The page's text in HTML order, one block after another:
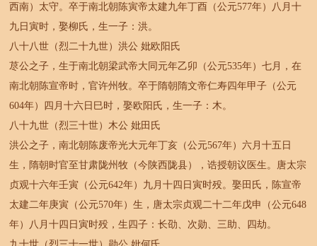
西南）太守。卒于南北朝陈寅帝太建九年丁酉（公元577年）八月十
九日寅时，娶柳氏，生一子：洪。
八十八世（烈二十九世）洪公 妣欧阳氏
荩公之子，生于南北朝梁武帝大同元年乙卯（公元535年）七月，在
南北朝陈宣帝时，官许州牧。卒于隋朝隋文帝仁寿四年甲子（公元
604年）四月十六日巳时，娶欧阳氏，生一子：木。
八十九世（烈三十世）木公 妣田氏
洪公之子，南北朝陈废帝光大元年丁亥（公元567年）六月十五日
生，隋朝时官至甘肃陇州牧（今陕西陇县），诰授朝议医生。唐太宗
贞观十六年壬寅（公元642年）九月十四日寅时殁。娶田氏，陈宣帝
太建二年庚寅（公元570年）生，唐太宗贞观二十二年戊申（公元648
年）八月十四日寅时殁，生四子：长劭、次勋、三助、四劫。